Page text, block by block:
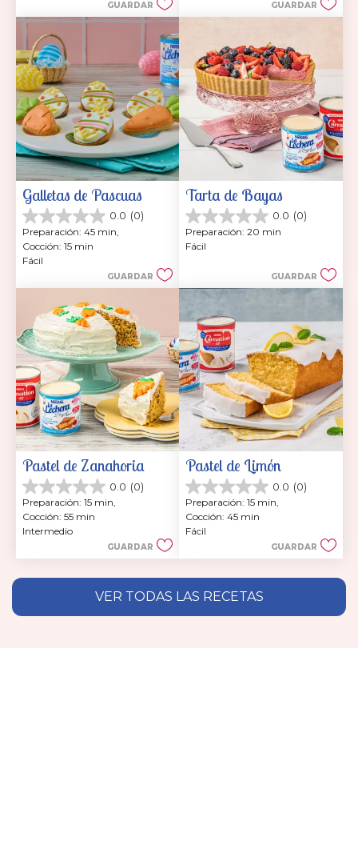
GUARDAR GUARDAR
Galletas de Pascuas
0.0 (0)
0.0
de
5
estrellas.
Preparación: 45 min,
Cocción: 15 min
Fácil
GUARDAR
Tarta de Bayas
0.0 (0)
0.0
de
5
Preparación: 20 min
Fácil
GUARDAR
Pastel de Zanahoria
0.0 (0)
0.0
de
5
estrellas.
Preparación: 15 min,
Cocción: 55 min
Intermedio
GUARDAR
Pastel de Limón
0.0 (0)
0.0
de
5
estrellas.
Preparación: 15 min,
Cocción: 45 min
Fácil
GUARDAR
VER TODAS LAS RECETAS